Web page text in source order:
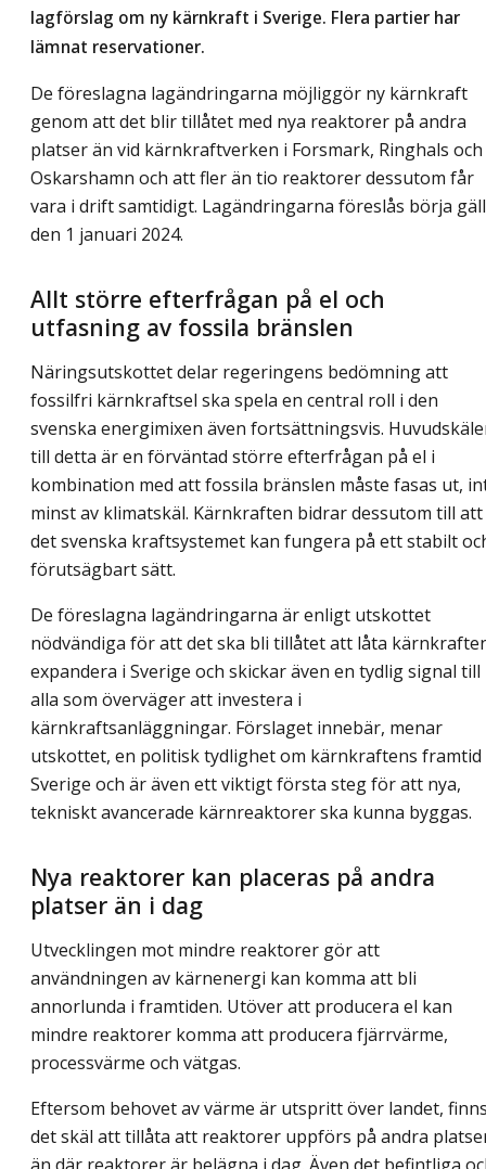
lagförslag om ny kärnkraft i Sverige. Flera partier har
lämnat reservationer.
De föreslagna lagändringarna möjliggör ny kärnkraft
genom att det blir tillåtet med nya reaktorer på andra
platser än vid kärnkraftverken i Forsmark, Ringhals och
Oskarshamn och att fler än tio reaktorer dessutom får
vara i drift samtidigt. Lagändringarna föreslås börja
den 1 januari 2024.
Allt större efterfrågan på el och
utfasning av fossila bränslen
Näringsutskottet delar regeringens bedömning att
fossilfri kärnkraftsel ska spela en central roll i den
svenska energimixen även fortsättningsvis.
till detta är en förväntad större efterfrågan på el i
kombination med att fossila bränslen måste fasas ut,
minst av klimatskäl. Kärnkraften bidrar dessutom till att
det svenska kraftsystemet kan fungera på ett stabilt
förutsägbart sätt.
De föreslagna lagändringarna är enligt utskottet
nödvändiga för att det ska bli tillåtet att låta
expandera i Sverige och skickar även en tydlig signal till
alla som överväger att investera i
kärnkraftsanläggningar. Förslaget innebär, menar
utskottet, en politisk tydlighet om kärnkraftens framtid
Sverige och är även ett viktigt första steg för att nya,
tekniskt avancerade kärnreaktorer ska kunna byggas.
Nya reaktorer kan placeras på andra
platser än i dag
Utvecklingen mot mindre reaktorer gör att
användningen av kärnenergi kan komma att bli
annorlunda i framtiden. Utöver att producera el kan
mindre reaktorer komma att producera fjärrvärme,
processvärme och vätgas.
Eftersom behovet av värme är utspritt över landet,
det skäl att tillåta att reaktorer uppförs på andra